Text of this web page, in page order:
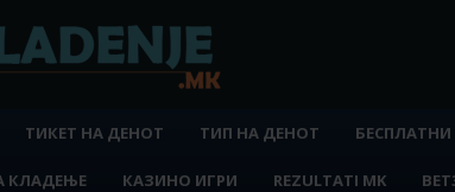
ТИКЕТ НА ДЕНОТ ТИП НА ДЕНОТ
КЛАДЕЊЕ КАЗИНО ИГРИ REZULTATI MK